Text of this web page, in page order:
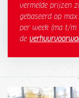
vermelde prijzen
gebaseerd op
per week (ma t/m
de